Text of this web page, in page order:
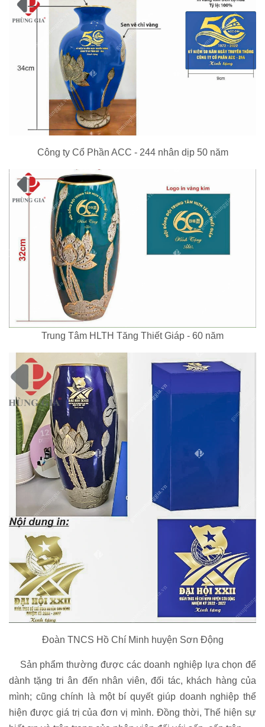
Công ty Cổ Phần ACC - 244 nhân dịp 50 năm
Trung Tâm HLTH Tăng Thiết Giáp - 60 năm
Đoàn TNCS Hồ Chí Minh huyện Sơn Động
Sản phẩm thường được các doanh nghiệp lựa chọn để
dành tặng tri ân đến nhân viên, đối tác, khách hàng của
mình; cũng chính là một bí quyết giúp doanh nghiệp thể
hiện được giá trị của đơn vị mình. Đồng thời, Thể hiện sự